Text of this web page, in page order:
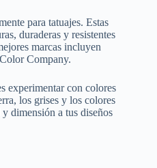
para tatuajes. Estas
duraderas y resistentes
marcas incluyen
Company.
experimentar con colores
los grises y los colores
dimensión a tus diseños